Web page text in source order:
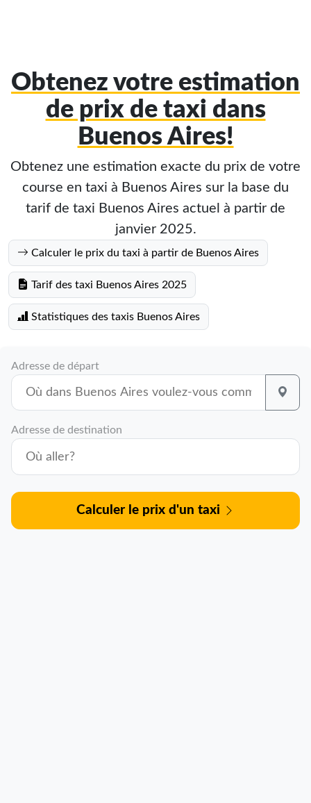
Obtenez votre estimation
de prix de taxi dans
Buenos Aires!
Obtenez une estimation exacte du prix de votre
course en taxi à Buenos Aires sur la base du
tarif de taxi Buenos Aires actuel à partir de
janvier 2025.
Calculer le prix du taxi à partir de Buenos Aires
Tarif des taxi Buenos Aires 2025
Statistiques des taxis Buenos Aires
Adresse de départ
Adresse de destination
Calculer le prix d'un taxi